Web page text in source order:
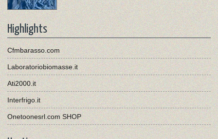
Highlights
Cfmbarasso.com
Laboratoriobiomasse.it
Ati2000.it
Interfrigo.it
Onetoonesrl.com SHOP